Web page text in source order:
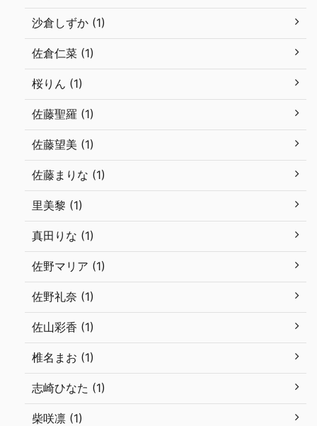
沙倉しずか (1)
佐倉仁菜 (1)
桜りん (1)
佐藤聖羅 (1)
佐藤望美 (1)
佐藤まりな (1)
里美黎 (1)
真田りな (1)
佐野マリア (1)
佐野礼奈 (1)
佐山彩香 (1)
椎名まお (1)
志崎ひなた (1)
柴咲凛 (1)